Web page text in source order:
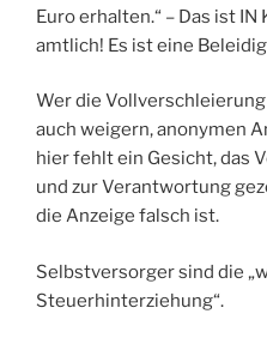
Euro erhalten.“ – Das ist IN
amtlich! Es ist eine
Wer die
auch weigern, anonymen
hier fehlt ein Gesicht, das
und zur Verantwortung
die Anzeige falsch ist.
Selbstversorger sind die
Steuerhinterziehung“.